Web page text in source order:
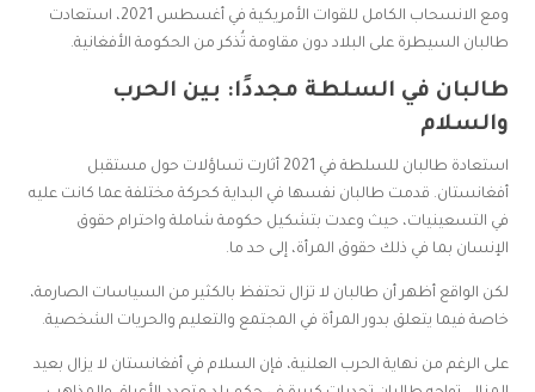
ومع الانسحاب الكامل للقوات الأمريكية في أغسطس 2021، استعادت
طالبان السيطرة على البلاد دون مقاومة تُذكر من الحكومة الأفغانية.
طالبان في السلطة مجددًا: بين الحرب
والسلام
استعادة طالبان للسلطة في 2021 أثارت تساؤلات حول مستقبل
أفغانستان. قدمت طالبان نفسها في البداية كحركة مختلفة عما كانت عليه
في التسعينيات، حيث وعدت بتشكيل حكومة شاملة واحترام حقوق
الإنسان بما في ذلك حقوق المرأة، إلى حد ما.
لكن الواقع أظهر أن طالبان لا تزال تحتفظ بالكثير من السياسات الصارمة،
خاصة فيما يتعلق بدور المرأة في المجتمع والتعليم والحريات الشخصية.
على الرغم من نهاية الحرب العلنية، فإن السلام في أفغانستان لا يزال بعيد